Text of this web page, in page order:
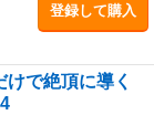
登録して購入
で絶頂に導く